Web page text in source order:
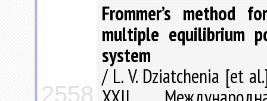
2558
Frommer’s method
multiple equilibrium
system
/ L. V. Dziatchenia [et